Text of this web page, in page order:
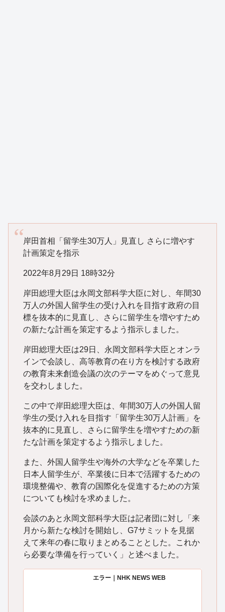
岸田首相「留学生30万人」見直し さらに増やす
計画策定を指示
2022年8月29日 18時32分
岸田総理大臣は永岡文部科学大臣に対し、年間30
万人の外国人留学生の受け入れを目指す政府の目
標を抜本的に見直し、さらに留学生を増やすため
の新たな計画を策定するよう指示しました。
岸田総理大臣は29日、永岡文部科学大臣とオンラ
インで会談し、高等教育の在り方を検討する政府
の教育未来創造会議の次のテーマをめぐって意見
を交わしました。
この中で岸田総理大臣は、年間30万人の外国人留
学生の受け入れを目指す「留学生30万人計画」を
抜本的に見直し、さらに留学生を増やすための新
たな計画を策定するよう指示しました。
また、外国人留学生や海外の大学などを卒業した
日本人留学生が、卒業後に日本で活躍するための
環境整備や、教育の国際化を促進するための方策
についても検討を求めました。
会談のあと永岡文部科学大臣は記者団に対し「来
月から新たな検討を開始し、G7サミットを見据
えて来年の春に取りまとめることとした。これか
ら必要な準備を行っていく」と述べました。
エラー｜NHK NEWS WEB